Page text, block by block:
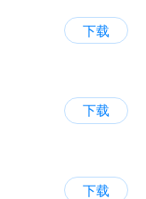
下载
下载
下载